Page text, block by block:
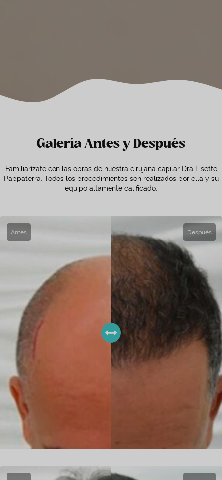
Galería Antes y Después
Familiarízate con las obras de nuestra cirujana capilar Dra Lisette
Pappaterra. Todos los procedimientos son realizados por ella y su
equipo altamente calificado.
Antes Después